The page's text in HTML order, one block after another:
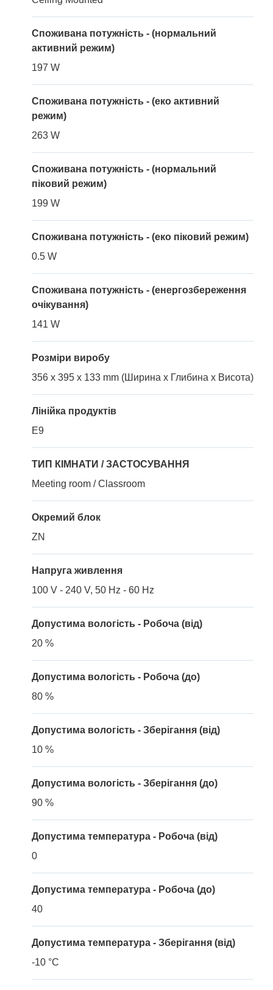
Споживана потужність - (нормальний
активний режим)
197 W
Споживана потужність - (еко активний
режим)
263 W
Споживана потужність - (нормальний
піковий режим)
199 W
Споживана потужність - (еко піковий режим)
0.5 W
Споживана потужність - (енергозбереження
очікування)
141 W
Розміри виробу
356 x 395 x 133 mm (Ширина x Глибина x Висота)
Лінійка продуктів
E9
ТИП КІМНАТИ / ЗАСТОСУВАННЯ
Meeting room / Classroom
Окремий блок
ZN
Напруга живлення
100 V - 240 V, 50 Hz - 60 Hz
Допустима вологість - Робоча (від)
20 %
Допустима вологість - Робоча (до)
80 %
Допустима вологість - Зберігання (від)
10 %
Допустима вологість - Зберігання (до)
90 %
Допустима температура - Робоча (від)
0
Допустима температура - Робоча (до)
40
Допустима температура - Зберігання (від)
-10 °C